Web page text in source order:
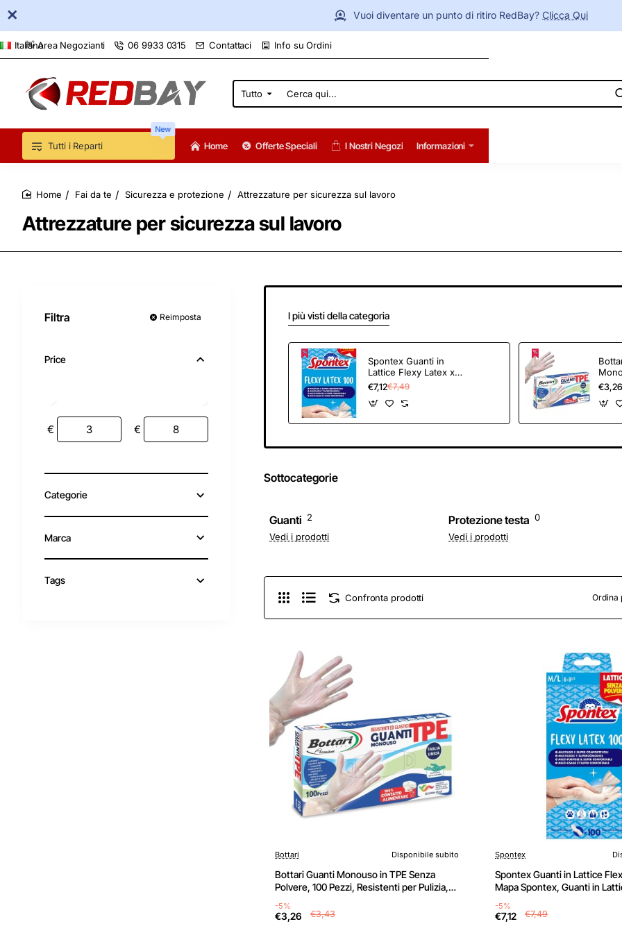
Vuoi diventare un punto di ritiro RedBay? Clicca Qui
👋 Area Negozianti 06 9933 0315 Contattaci Info su Ordini
Italiano
Tutto
Cerca
qui...
Tutti i Reparti
New
Home Offerte Speciali I Nostri Negozi Informazioni
Attrezzature per sicurezza sul lavoro
Fai da te Sicurezza e protezione Attrezzature per sicurezza sul lavoro
Filtra Reimposta
Price
€ €
Categorie
Marca
Tags
I più visti della categoria
Spontex Guanti in
Lattice Flexy Latex x
100 Mapa Spontex,
Guanti in Lattice,
Monouso, 100 Pezzi,
€7,12€7,49 €3,26
Sottocategorie
Guanti 2
Vedi i prodotti
Protezione testa 0
Vedi i prodotti
Confronta prodotti Ordina
Bottari Disponibile subito
Bottari Guanti Monouso in TPE Senza
Polvere, 100 Pezzi, Resistenti per Pulizia,
Taglia unica
-5%
€3,26 €3,43
Spontex
Spontex Guanti in Lattice
Mapa Spontex, Guanti in
-5%
€7,12 €7,49